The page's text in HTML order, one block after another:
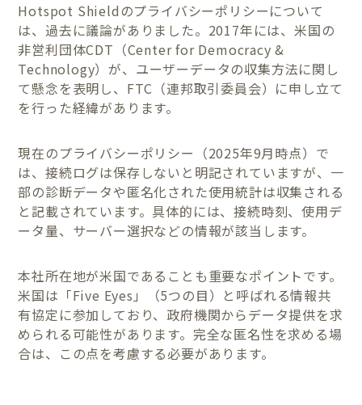
Hotspot Shieldのプライバシーポリシーについて
は、過去に議論がありました。2017年には、米国の
非営利団体CDT（Center for Democracy &
Technology）が、ユーザーデータの収集方法に関し
て懸念を表明し、FTC（連邦取引委員会）に申し立て
を行った経緯があります。
現在のプライバシーポリシー（2025年9月時点）で
は、接続ログは保存しないと明記されていますが、一
部の診断データや匿名化された使用統計は収集される
と記載されています。具体的には、接続時刻、使用デ
ータ量、サーバー選択などの情報が該当します。
本社所在地が米国であることも重要なポイントです。
米国は「Five Eyes」（5つの目）と呼ばれる情報共
有協定に参加しており、政府機関からデータ提供を求
められる可能性があります。完全な匿名性を求める場
合は、この点を考慮する必要があります。